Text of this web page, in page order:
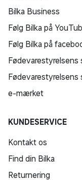
Bilka Business
Følg Bilka på
Følg Bilka på
Fødevarestyrelsens
Fødevarestyrelsens
e-mærket
KUNDESERVICE
Kontakt os
Find din Bilka
Returnering